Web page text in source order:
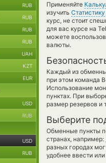
Применяйте
изучить Статистику
курс, не стоит
для вас курсе на
можете
валюты.
Каждый из
при этом команда
Использование
пунктах. При
размер резервов и
Выберите
Обменные пункты
странах, например:
разных городах
удобнее ввести
RUB
RUB
RUB
RUB
UAH
KZT
EUR
USD
RUB
USD
RUB